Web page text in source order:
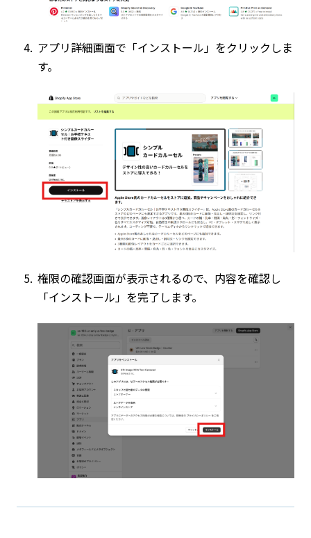
アプリ詳細画面で「インストール」をクリックしま
す。
権限の確認画面が表示されるので、内容を確認し
「インストール」を完了します。